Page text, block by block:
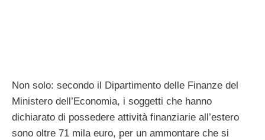
Non solo: secondo il Dipartimento delle Finanze del
Ministero dell’Economia, i soggetti che hanno
dichiarato di possedere attività finanziarie all’estero
sono oltre 71 mila euro, per un ammontare che si